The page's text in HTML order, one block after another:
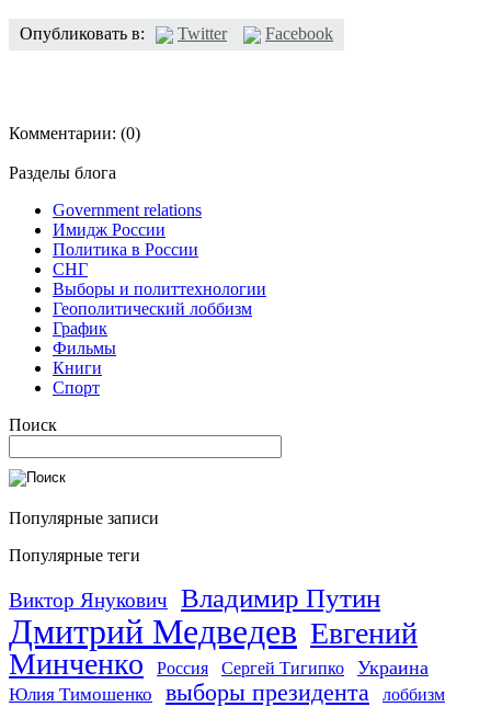
Опубликовать в: Twitter Facebook
Комментарии: (0)
Разделы блога
Government relations
Имидж России
Политика в России
СНГ
Выборы и политтехнологии
Геополитический лоббизм
График
Фильмы
Книги
Спорт
Поиск
Популярные записи
Популярные теги
Виктор Янукович Владимир Путин
Дмитрий Медведев Евгений
Минченко
Россия Сергей Тигипко Украина
Юлия Тимошенко выборы президента лоббизм